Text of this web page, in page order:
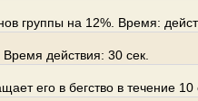
группы на 12%. Время:
действия: 30 сек.
его в бегство в течение 10